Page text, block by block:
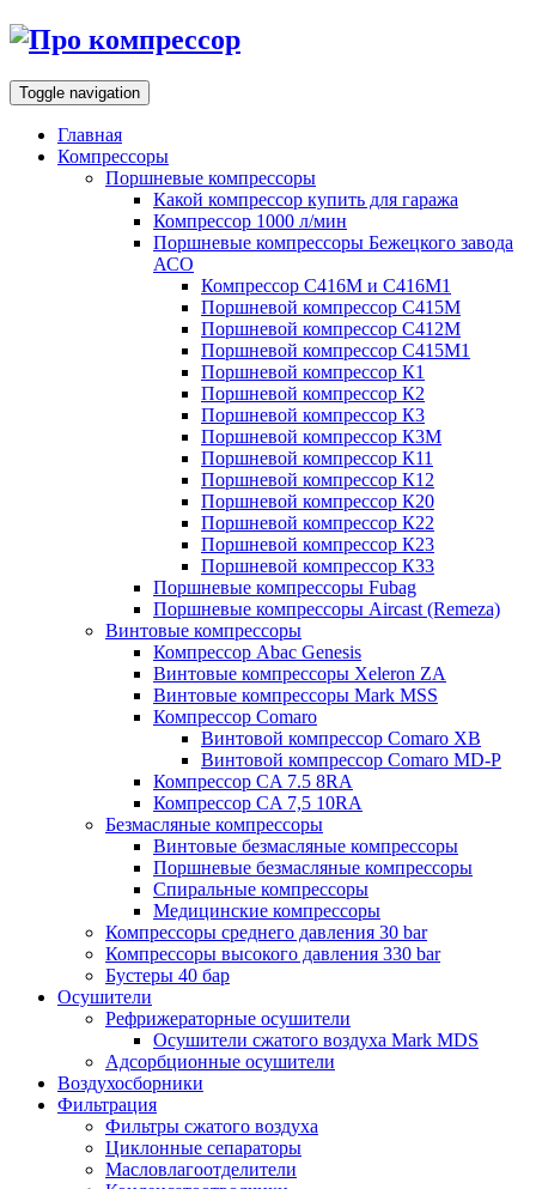
Toggle navigation
Главная
Компрессоры
Поршневые компрессоры
Какой компрессор купить для гаража
Компрессор 1000 л/мин
Поршневые компрессоры Бежецкого завода
АСО
Компрессор С416М и С416М1
Поршневой компрессор С415М
Поршневой компрессор С412М
Поршневой компрессор С415М1
Поршневой компрессор К1
Поршневой компрессор К2
Поршневой компрессор К3
Поршневой компрессор К3М
Поршневой компрессор К11
Поршневой компрессор К12
Поршневой компрессор К20
Поршневой компрессор К22
Поршневой компрессор К23
Поршневой компрессор К33
Поршневые компрессоры Fubag
Поршневые компрессоры Aircast (Remeza)
Винтовые компрессоры
Компрессор Abac Genesis
Винтовые компрессоры Xeleron ZA
Винтовые компрессоры Mark MSS
Компрессор Comaro
Винтовой компрессор Comaro XB
Винтовой компрессор Comaro MD-P
Компрессор CA 7.5 8RA
Компрессор CA 7,5 10RA
Безмасляные компрессоры
Винтовые безмасляные компрессоры
Поршневые безмасляные компрессоры
Спиральные компрессоры
Медицинские компрессоры
Компрессоры среднего давления 30 bar
Компрессоры высокого давления 330 bar
Бустеры 40 бар
Осушители
Рефрижераторные осушители
Осушители сжатого воздуха Mark MDS
Адсорбционные осушители
Воздухосборники
Фильтрация
Фильтры сжатого воздуха
Циклонные сепараторы
Масловлагоотделители